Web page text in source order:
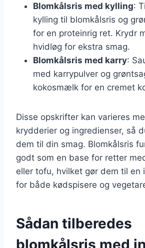
Blomkålsris med kylling:
kylling til blomkålsris og
for en proteinrig ret. Krydr
hvidløg for ekstra smag.
Blomkålsris med karry:
med karrypulver og
kokosmælk for en cremet
Disse opskrifter kan varieres
krydderier og ingredienser, så
dem til din smag. Blomkålsris
godt som en base for retter
eller tofu, hvilket gør dem til en
for både kødspisere og
Sådan tilberedes
blomkålsris med